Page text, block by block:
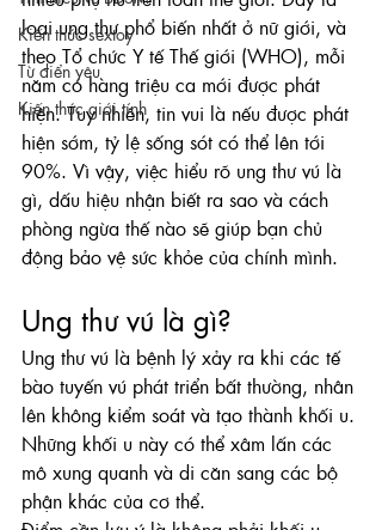
Kiến thức sextoy
Từ điển yêu
Kiến thức giới tính
loại ung thư phổ biến nhất ở nữ giới, và
theo Tổ chức Y tế Thế giới (WHO), mỗi
năm có hàng triệu ca mới được phát
hiện. Tuy nhiên, tin vui là nếu được phát
hiện sớm, tỷ lệ sống sót có thể lên tới
90%. Vì vậy, việc hiểu rõ ung thư vú là
gì, dấu hiệu nhận biết ra sao và cách
phòng ngừa thế nào sẽ giúp bạn chủ
động bảo vệ sức khỏe của chính mình.
Ung thư vú là gì?
Ung thư vú là bệnh lý xảy ra khi các tế
bào tuyến vú phát triển bất thường, nhân
lên không kiểm soát và tạo thành khối u.
Những khối u này có thể xâm lấn các
mô xung quanh và di căn sang các bộ
phận khác của cơ thể.